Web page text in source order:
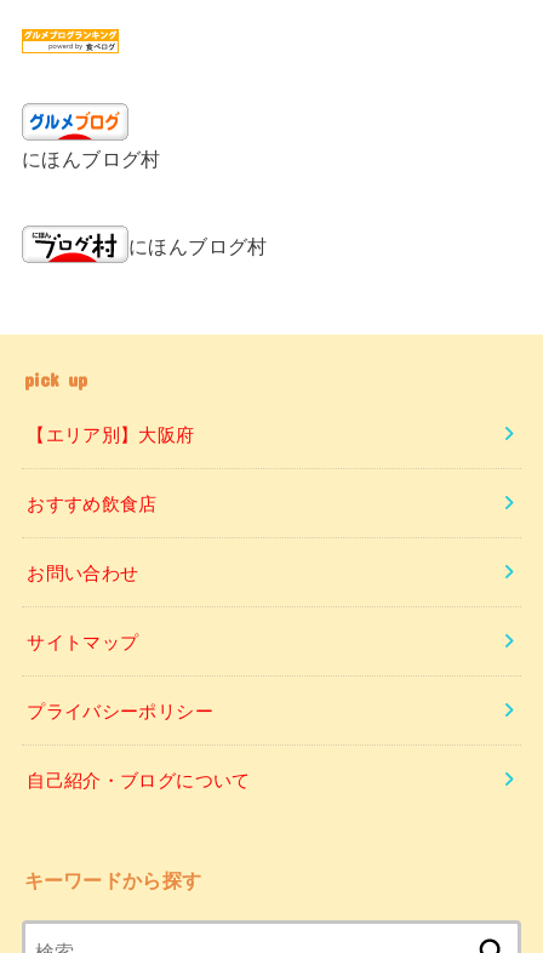
にほんブログ村
にほんブログ村
pick up
【エリア別】大阪府
おすすめ飲食店
お問い合わせ
サイトマップ
プライバシーポリシー
自己紹介・ブログについて
キーワードから探す